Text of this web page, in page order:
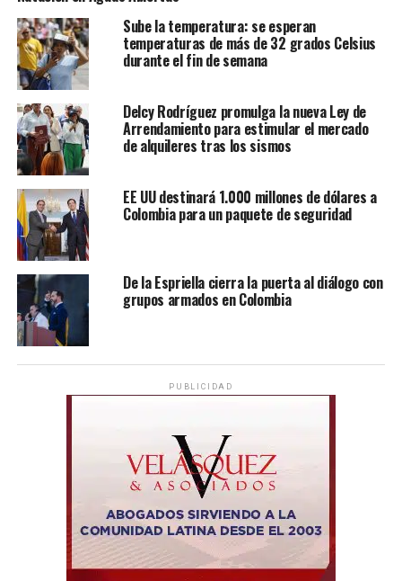
Sube la temperatura: se esperan
temperaturas de más de 32 grados Celsius
durante el fin de semana
Delcy Rodríguez promulga la nueva Ley de
Arrendamiento para estimular el mercado
de alquileres tras los sismos
EE UU destinará 1.000 millones de dólares a
Colombia para un paquete de seguridad
De la Espriella cierra la puerta al diálogo con
grupos armados en Colombia
PUBLICIDAD